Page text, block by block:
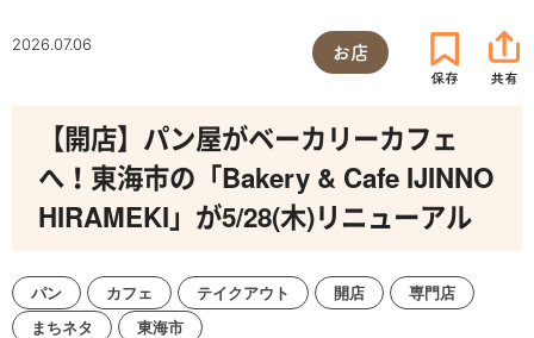
2026.07.06 お店
【開店】パン屋がベーカリーカフェ
へ！東海市の「Bakery & Cafe IJINNO
HIRAMEKI」が5/28(木)リニューアル
パン カフェ テイクアウト 開店
専門店
まちネタ
東海市